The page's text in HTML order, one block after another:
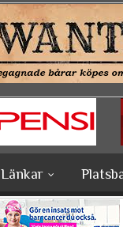
Länkar